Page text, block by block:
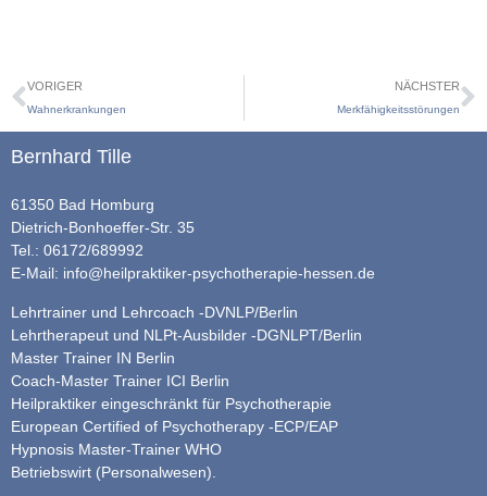
VORIGER
Wahnerkrankungen
NÄCHSTER
Merkfähigkeitsstörungen
Bernhard Tille
61350 Bad Homburg
Dietrich-Bonhoeffer-Str. 35
Tel.: 06172/689992
E-Mail: info@heilpraktiker-psychotherapie-hessen.de
Lehrtrainer und Lehrcoach -DVNLP/Berlin
Lehrtherapeut und NLPt-Ausbilder -DGNLPT/Berlin
Master Trainer IN Berlin
Coach-Master Trainer ICI Berlin
Heilpraktiker eingeschränkt für Psychotherapie
European Certified of Psychotherapy -ECP/EAP
Hypnosis Master-Trainer WHO
Betriebswirt (Personalwesen).